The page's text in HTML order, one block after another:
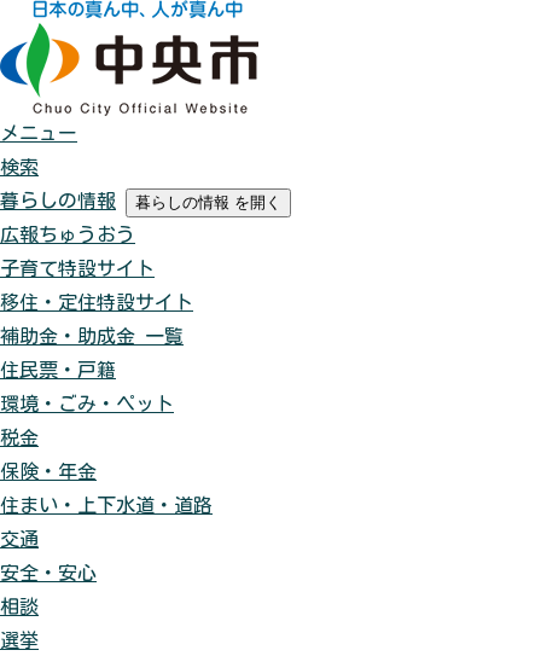
メニュー
検索
暮らしの情報
暮らしの情報 を開く
広報ちゅうおう
子育て特設サイト
移住・定住特設サイト
補助金・助成金 一覧
住民票・戸籍
環境・ごみ・ペット
税金
保険・年金
住まい・上下水道・道路
交通
安全・安心
相談
選挙